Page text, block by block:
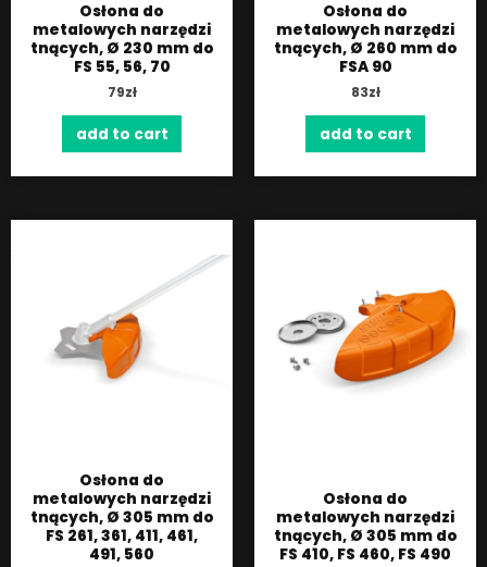
Osłona do
metalowych narzędzi
tnących, Ø 230 mm do
FS 55, 56, 70
79zł
add to cart
Osłona do
metalowych narzędzi
tnących, Ø 260 mm do
FSA 90
83zł
add to cart
Osłona do
metalowych narzędzi
tnących, Ø 305 mm do
FS 261, 361, 411, 461,
491, 560
Osłona do
metalowych narzędzi
tnących, Ø 305 mm do
FS 410, FS 460, FS 490